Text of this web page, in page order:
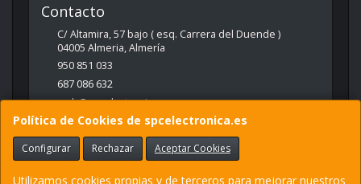
Política de Cookies de spcelectronica.es
Configurar Rechazar Aceptar Cookies
Utilizamos cookies propias y de terceros para mejorar nuestros
Contacto
C/ Altamira, 57 bajo ( esq. Carrera del Duende )
04005 Almeria,Almería
950 851 033
687 086 632
web@spcelectronica.es
Horario
9:30 - 14:00 Y 17:00 - 21:00